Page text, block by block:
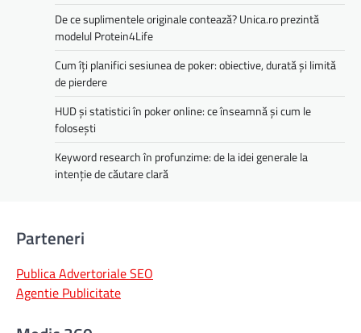
De ce suplimentele originale contează? Unica.ro prezintă
modelul Protein4Life
Cum îți planifici sesiunea de poker: obiective, durată și limită
de pierdere
HUD și statistici în poker online: ce înseamnă și cum le
folosești
Keyword research în profunzime: de la idei generale la
intenție de căutare clară
Parteneri
Publica Advertoriale SEO
Agentie Publicitate